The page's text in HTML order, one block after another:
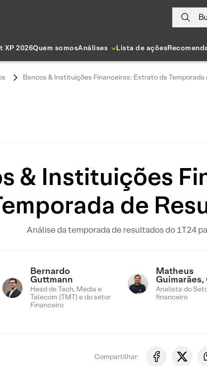
XP 2026Quem somosAnálises Lista de ações
Bancos & Instituições Financeiras: Extrato da Temporada
& Instituições
de
Análise da temporada de resultados do 1T24
Bernardo
Guttmann
Head de Tech, Media e
Telecom (TMT) e do setor
Financeiro
Matheus
Guimarães,
Analista do
financeiro
Compartilhar: